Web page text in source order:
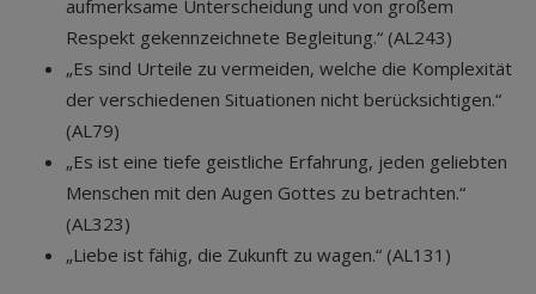
aufmerksame Unterscheidung und von großem
Respekt gekennzeichnete Begleitung.“ (AL243)
„Es sind Urteile zu vermeiden, welche die Komplexität
der verschiedenen Situationen nicht berücksichtigen.“
(AL79)
„Es ist eine tiefe geistliche Erfahrung, jeden geliebten
Menschen mit den Augen Gottes zu betrachten.“
(AL323)
„Liebe ist fähig, die Zukunft zu wagen.“ (AL131)